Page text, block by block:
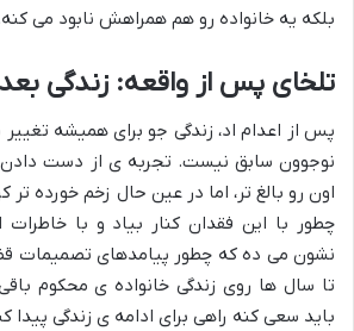
بلکه یه خانواده رو هم همراهش نابود می
تلخای پس از واقعه: زندگی
پس از اعدام اد، زندگی جو برای همیشه
نوجوون سابق نیست. تجربه ی از دست
اون رو بالغ تر، اما در عین حال زخم خورده تر
چطور با این فقدان کنار بیاد و با خاطرات
نشون می ده که چطور پیامدهای تصمیمات
تا سال ها روی زندگی خانواده ی محکوم
باید سعی کنه راهی برای ادامه ی زندگی پیدا